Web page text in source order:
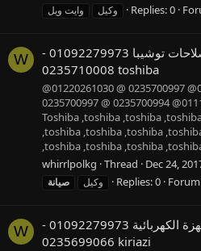
وايت ويل
وكيل Replies: 0
W
الخط الساخن اصلاحات توشيبا 01092279973 -
0235710008 toshiba
اجهزة توشيبا 01092279973@ 0235700997 @ 01220261030@
0235700994@ 01112124913@ 0235700994 @ 0235700997@
Toshiba ,toshiba ,toshiba
,toshiba ,toshiba ,toshiba
,toshiba ,toshiba ,toshiba
whirrlpolkg Thread Dec 24,
صيانة
وكيل Replies: 0
W
وكلاء كريازى للاجهزة الكهربائية 01092279973 -
0235699066 kiriazi